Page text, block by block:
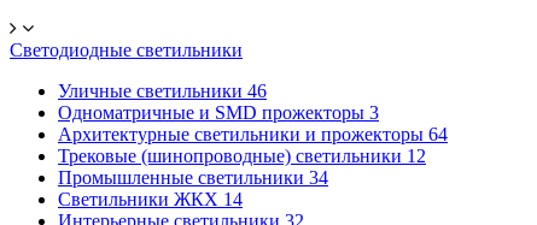
Светодиодные светильники
Уличные светильники 46
Одноматричные и SMD прожекторы 3
Архитектурные светильники и прожекторы 64
Трековые (шинопроводные) светильники 12
Промышленные светильники 34
Светильники ЖКХ 14